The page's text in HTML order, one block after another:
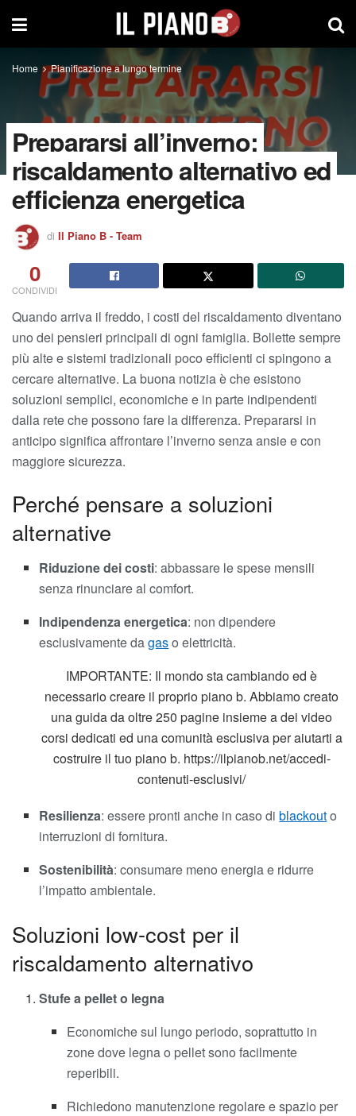
Home Pianificazione a lungo termine
Prepararsi all’inverno:
riscaldamento alternativo ed
efficienza energetica
di Il Piano B - Team
0
CONDIVIDI
Quando arriva il freddo, i costi del riscaldamento diventano
uno dei pensieri principali di ogni famiglia. Bollette sempre
più alte e sistemi tradizionali poco efficienti ci spingono a
cercare alternative. La buona notizia è che esistono
soluzioni semplici, economiche e in parte indipendenti
dalla rete che possono fare la differenza. Prepararsi in
anticipo significa affrontare l’inverno senza ansie e con
maggiore sicurezza.
Perché pensare a soluzioni
alternative
Riduzione dei costi: abbassare le spese mensili
senza rinunciare al comfort.
Indipendenza energetica: non dipendere
esclusivamente dagaso elettricità.
IMPORTANTE: Il mondo sta cambiando ed è
necessario creare il proprio piano b. Abbiamo creato
una guida da oltre 250 pagine insieme a dei video
corsi dedicati ed una comunità esclusiva per aiutarti a
costruire il tuo piano b. https://ilpianob.net/accedi-
contenuti-esclusivi/
Resilienza: essere pronti anche in caso diblackouto
interruzioni di fornitura.
Sostenibilità: consumare meno energia e ridurre
l’impatto ambientale.
Soluzioni low-cost per il
riscaldamento alternativo
Stufe a pellet o legna
Economiche sul lungo periodo, soprattutto in
zone dove legna o pellet sono facilmente
reperibili.
Richiedono manutenzione regolare e spazio per